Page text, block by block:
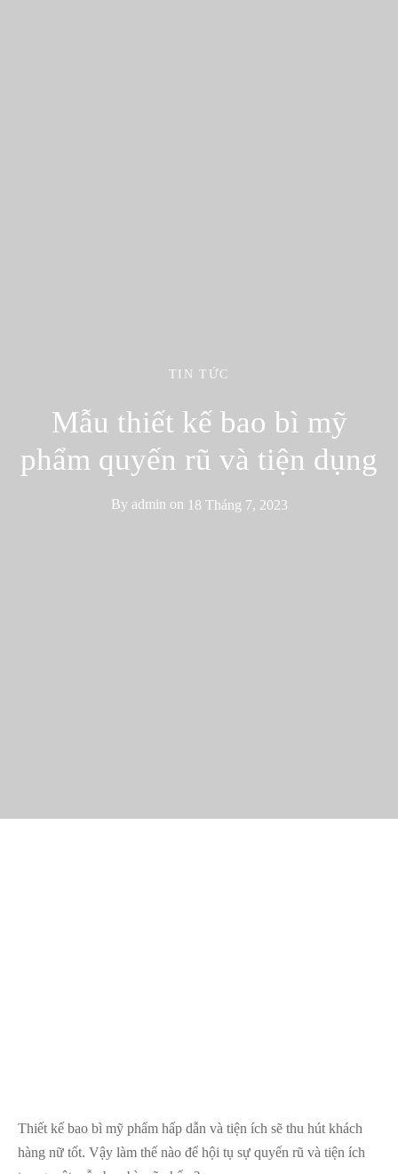
TIN TỨC
Mẫu thiết kế bao bì mỹ
phẩm quyến rũ và tiện dụng
By admin on 18 Tháng 7, 2023
Thiết kế bao bì mỹ phẩm hấp dẫn và tiện ích sẽ thu hút khách
hàng nữ tốt. Vậy làm thế nào để hội tụ sự quyến rũ và tiện ích